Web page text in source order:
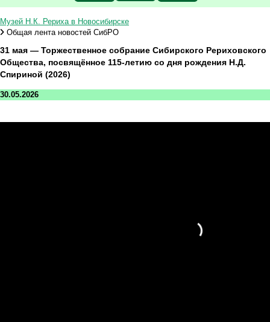
Музей Н.К. Рериха в Новосибирске
Общая лента новостей СибРО
31 мая — Торжественное собрание Сибирского Рериховского
Общества, посвящённое 115-летию со дня рождения Н.Д.
Спириной (2026)
30.05.2026